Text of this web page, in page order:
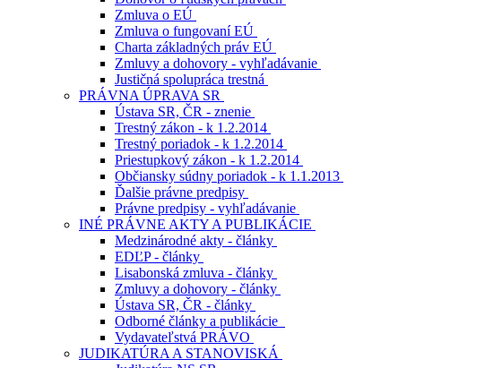
Zmluva o EÚ
Zmluva o fungovaní EÚ
Charta základných práv EÚ
Zmluvy a dohovory - vyhľadávanie
Justičná spolupráca trestná
PRÁVNA ÚPRAVA SR
Ústava SR, ČR - znenie
Trestný zákon - k 1.2.2014
Trestný poriadok - k 1.2.2014
Priestupkový zákon - k 1.2.2014
Občiansky súdny poriadok - k 1.1.2013
Ďalšie právne predpisy
Právne predpisy - vyhľadávanie
INÉ PRÁVNE AKTY A PUBLIKÁCIE
Medzinárodné akty - články
EDĽP - články
Lisabonská zmluva - články
Zmluvy a dohovory - články
Ústava SR, ČR - články
Odborné články a publikácie
Vydavateľstvá PRÁVO
JUDIKATÚRA A STANOVISKÁ